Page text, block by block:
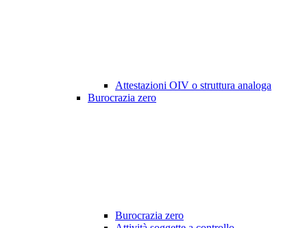
Attestazioni OIV o struttura analoga
Burocrazia zero
Burocrazia zero